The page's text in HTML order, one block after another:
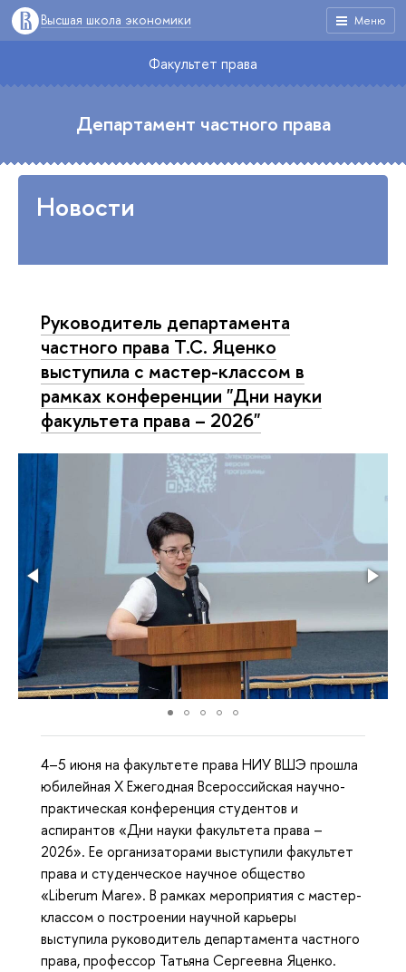
Меню
Высшая школа экономики
Факультет права
Департамент частного права
Новости
Руководитель департамента
частного права Т.С. Яценко
выступила с мастер-классом в
рамках конференции "Дни науки
факультета права – 2026"
4–5 июня на факультете права НИУ ВШЭ прошла
юбилейная X Ежегодная Всероссийская научно-
практическая конференция студентов и
аспирантов «Дни науки факультета права –
2026». Ее организаторами выступили факультет
права и студенческое научное общество
«Liberum Mare». В рамках мероприятия с мастер-
классом о построении научной карьеры
выступила руководитель департамента частного
права, профессор Татьяна Сергеевна Яценко.